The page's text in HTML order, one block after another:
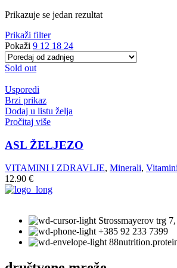
Prikazuje se jedan rezultat
Prikaži filter
Pokaži 9 12 18 24
Sold out
Usporedi
Brzi prikaz
Dodaj u listu želja
Pročitaj više
ASL ŽELJEZO
VITAMINI I ZDRAVLJE, Minerali, Vitamini
12.90 €
Strossmayerov trg
+385 92 233 7399